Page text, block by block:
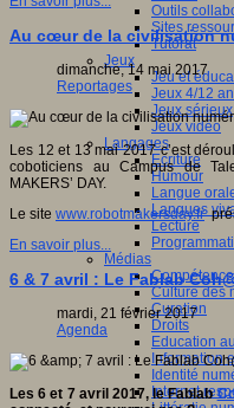
Outils
Sites
Tutorat
Jeux
Jeu et
Jeux 4/12
Jeux sérieux
Jeux vidéo
Langages
Ecriture
Humour
Langue
Langues
Lecture
Médias
Culture des
Curation
Droits
Education
Information
Identité
Internet
Au cœur de la civilisation
dimanche, 14 mai 2017
Reportages
Les 12 et 13 mai 2017 c’est
coboticiens au Campus de
MAKERS’ DAY.
Le site www.robotmakersday.fr
En savoir plus...
6 & 7 avril : Le Fablab
mardi, 21 février 2017
Agenda
Les 6 et 7 avril 2017, le Fablab